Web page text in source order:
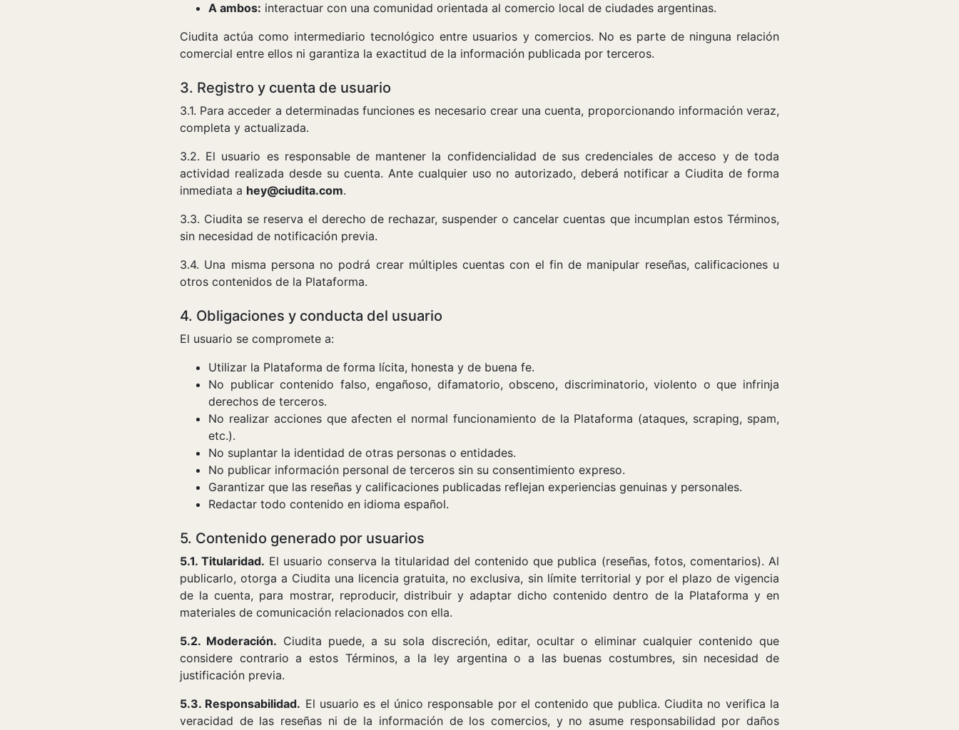
A ambos: interactuar con una comunidad orientada al comercio local de ciudades argentinas.
Ciudita actúa como intermediario tecnológico entre usuarios y comercios. No es parte de ninguna relación
comercial entre ellos ni garantiza la exactitud de la información publicada por terceros.
3. Registro y cuenta de usuario
3.1. Para acceder a determinadas funciones es necesario crear una cuenta, proporcionando información veraz,
completa y actualizada.
3.2. El usuario es responsable de mantener la confidencialidad de sus credenciales de acceso y de toda
actividad realizada desde su cuenta. Ante cualquier uso no autorizado, deberá notificar a Ciudita de forma
inmediata a hey@ciudita.com.
3.3. Ciudita se reserva el derecho de rechazar, suspender o cancelar cuentas que incumplan estos Términos,
sin necesidad de notificación previa.
3.4. Una misma persona no podrá crear múltiples cuentas con el fin de manipular reseñas, calificaciones u
otros contenidos de la Plataforma.
4. Obligaciones y conducta del usuario
El usuario se compromete a:
Utilizar la Plataforma de forma lícita, honesta y de buena fe.
No publicar contenido falso, engañoso, difamatorio, obsceno, discriminatorio, violento o que infrinja
derechos de terceros.
No realizar acciones que afecten el normal funcionamiento de la Plataforma (ataques, scraping, spam,
etc.).
No suplantar la identidad de otras personas o entidades.
No publicar información personal de terceros sin su consentimiento expreso.
Garantizar que las reseñas y calificaciones publicadas reflejan experiencias genuinas y personales.
Redactar todo contenido en idioma español.
5. Contenido generado por usuarios
5.1. Titularidad. El usuario conserva la titularidad del contenido que publica (reseñas, fotos, comentarios). Al
publicarlo, otorga a Ciudita una licencia gratuita, no exclusiva, sin límite territorial y por el plazo de vigencia
de la cuenta, para mostrar, reproducir, distribuir y adaptar dicho contenido dentro de la Plataforma y en
materiales de comunicación relacionados con ella.
5.2. Moderación. Ciudita puede, a su sola discreción, editar, ocultar o eliminar cualquier contenido que
considere contrario a estos Términos, a la ley argentina o a las buenas costumbres, sin necesidad de
justificación previa.
5.3. Responsabilidad. El usuario es el único responsable por el contenido que publica. Ciudita no verifica la
veracidad de las reseñas ni de la información de los comercios, y no asume responsabilidad por daños